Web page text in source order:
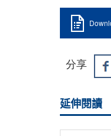
分享
延伸閱讀